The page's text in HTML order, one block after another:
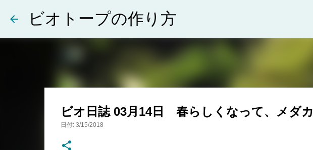
ビオトープの作り方
ビオ日誌 03月14日 春らしくなって、メダカ
日付: 3/15/2018